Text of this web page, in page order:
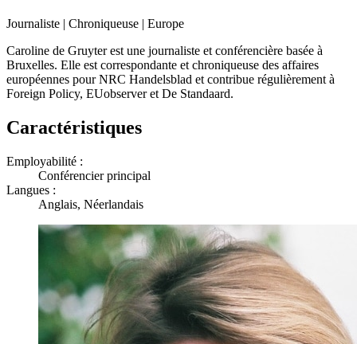
Journaliste | Chroniqueuse | Europe
Caroline de Gruyter est une journaliste et conférencière basée à
Bruxelles. Elle est correspondante et chroniqueuse des affaires
européennes pour NRC Handelsblad et contribue régulièrement à
Foreign Policy, EUobserver et De Standaard.
Caractéristiques
Employabilité :
Conférencier principal
Langues :
Anglais, Néerlandais